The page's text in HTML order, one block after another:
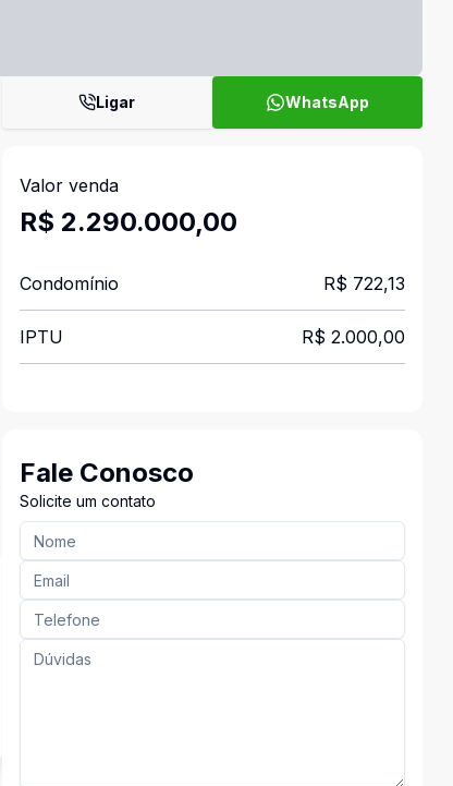
Ligar WhatsApp
Valor venda
R$ 2.290.000,00
Condomínio R$ 722,13
IPTU R$ 2.000,00
Fale Conosco
Solicite um contato